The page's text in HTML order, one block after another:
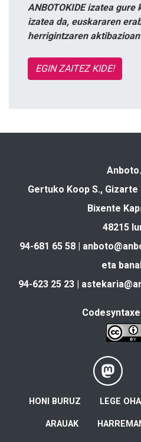
ANBOTOKIDE izatea
izatea da, euskararen
herrigintzaren
EGIN ZAITEZ KIDE!
Gertuko Koop S.,
Bixente
48215
94-681 65 58 |
eta
94-623 25 23 |
HONI BURUZ LEGE
ARAUAK